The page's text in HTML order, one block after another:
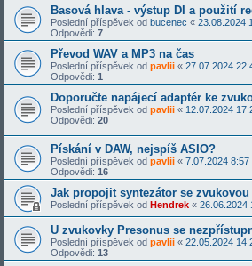
Basová hlava - výstup DI a použití
Poslední příspěvek od bucenec « 23.08.2024
Odpovědi: 7
Převod WAV a MP3 na čas
Poslední příspěvek od pavlii « 27.07.2024
Odpovědi: 1
Doporučte napájecí adaptér ke
Poslední příspěvek od pavlii « 12.07.2024
Odpovědi: 20
Pískání v DAW, nejspíš ASIO?
Poslední příspěvek od pavlii « 7.07.2024 8:57
Odpovědi: 16
Jak propojit syntezátor se zvukovou
Poslední příspěvek od Hendrek « 26.06.2024
U zvukovky Presonus se
Poslední příspěvek od pavlii « 22.05.2024
Odpovědi: 13